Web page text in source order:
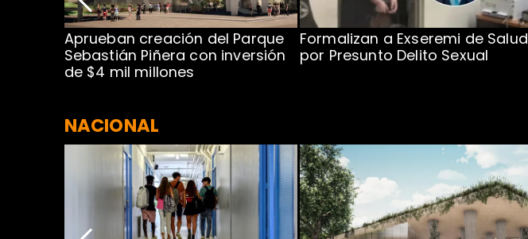
Aprueban creación del Parque
Sebastián Piñera con inversión
de $4 mil millones
Formalizan a Exseremi de Salud
por Presunto Delito Sexual
NACIONAL